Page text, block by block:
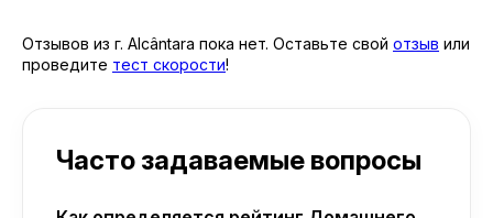
Отзывов из г. Alcântara пока нет. Оставьте свой отзыв или
проведите тест скорости!
Часто задаваемые вопросы